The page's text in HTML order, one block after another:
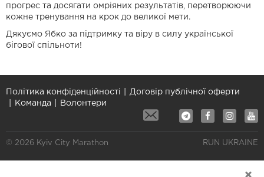
прогрес та досягати омріяних результатів, перетворюючи
кожне тренування на крок до великої мети.
Дякуємо Ябко за підтримку та віру в силу української
бігової спільноти!
Політика конфіденційності
Договір публічної оферти
Команда
Волонтери
© 2026 Kyiv City Marathon RUN UKRAINE